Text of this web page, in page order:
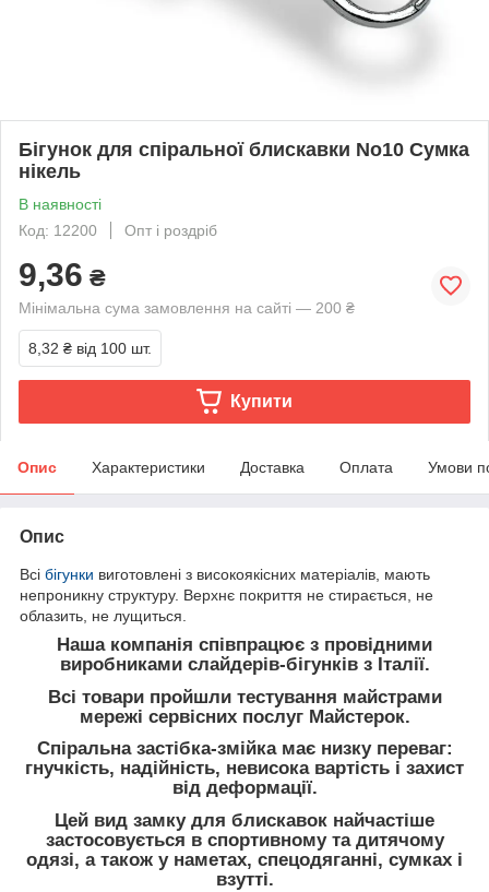
Бігунок для спіральної блискавки No10 Сумка
нікель
В наявності
Код: 12200
Опт і роздріб
9,36 ₴
Мінімальна сума замовлення на сайті — 200 ₴
8,32 ₴ від 100 шт.
Купити
Опис Характеристики Доставка Оплата Умови
Опис
Всі бігунки виготовлені з високоякісних матеріалів, мають
непроникну структуру. Верхнє покриття не стирається, не
облазить, не лущиться.
Наша компанія співпрацює з провідними
виробниками слайдерів-бігунків з Італії.
Всі товари пройшли тестування майстрами
мережі сервісних послуг Майстерок.
Спіральна застібка-змійка має низку переваг:
гнучкість, надійність, невисока вартість і захист
від деформації.
Цей вид замку для блискавок найчастіше
застосовується в спортивному та дитячому
одязі, а також у наметах, спецодяганні, сумках і
взутті.